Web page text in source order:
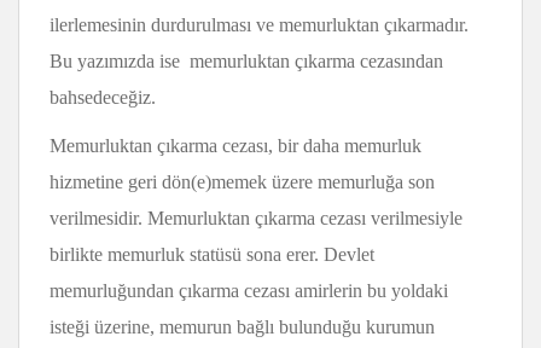
ilerlemesinin durdurulması ve memurluktan çıkarmadır.
Bu yazımızda ise memurluktan çıkarma cezasından
bahsedeceğiz.
Memurluktan çıkarma cezası, bir daha memurluk
hizmetine geri dön(e)memek üzere memurluğa son
verilmesidir. Memurluktan çıkarma cezası verilmesiyle
birlikte memurluk statüsü sona erer. Devlet
memurluğundan çıkarma cezası amirlerin bu yoldaki
isteği üzerine, memurun bağlı bulunduğu kurumun